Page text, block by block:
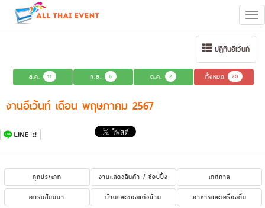
ปฏิทินอีเว้นท์
ส.ค. 11 ก.ย. 6 ต.ค. 2 ทั้งหมด 20
งานอีเว้นท์ เดือน พฤษภาคม 2567
ทุกประเภท งานแสดงสินค้า / ช้อปปิ้ง
เทศกาล
อบรมสัมมนา
บ้านและของแต่งบ้าน
อาหารและเครื่องดื่ม